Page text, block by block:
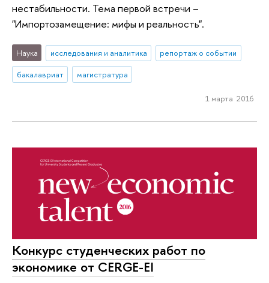
нестабильности. Тема первой встречи –
"Импортозамещение: мифы и реальность".
Наука исследования и аналитика
репортаж о событии
бакалавриат
магистратура
1 марта 2016
Конкурс студенческих работ по
экономике от CERGE-EI